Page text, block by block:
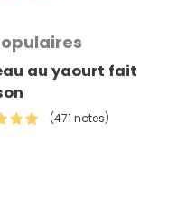
au yaourt fait
(471 notes)